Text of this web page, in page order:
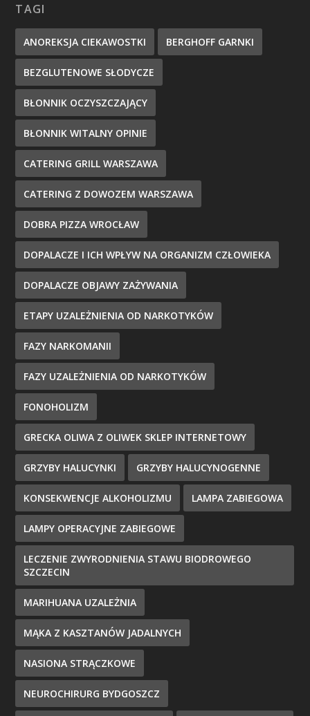
TAGI
ANOREKSJA CIEKAWOSTKI BERGHOFF GARNKI
BEZGLUTENOWE SŁODYCZE
BŁONNIK OCZYSZCZAJĄCY
BŁONNIK WITALNY OPINIE
CATERING GRILL WARSZAWA
CATERING Z DOWOZEM WARSZAWA
DOBRA PIZZA WROCŁAW
DOPALACZE I ICH WPŁYW NA ORGANIZM CZŁOWIEKA
DOPALACZE OBJAWY ZAŻYWANIA
ETAPY UZALEŻNIENIA OD NARKOTYKÓW
FAZY NARKOMANII
FAZY UZALEŻNIENIA OD NARKOTYKÓW
FONOHOLIZM
GRECKA OLIWA Z OLIWEK SKLEP INTERNETOWY
GRZYBY HALUCYNKI GRZYBY HALUCYNOGENNE
KONSEKWENCJE ALKOHOLIZMU LAMPA ZABIEGOWA
LAMPY OPERACYJNE ZABIEGOWE
LECZENIE ZWYRODNIENIA STAWU BIODROWEGO
SZCZECIN
MARIHUANA UZALEŻNIA
MĄKA Z KASZTANÓW JADALNYCH
NASIONA STRĄCZKOWE
NEUROCHIRURG BYDGOSZCZ